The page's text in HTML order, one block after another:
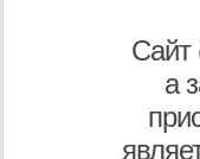
Сайт
а